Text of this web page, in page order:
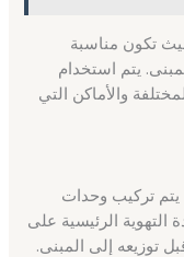
تكون مناسبة
يتم استخدام
والأماكن التي
يتم تركيب وحدات
التهوية الرئيسية على
توزيعه إلى المبنى.